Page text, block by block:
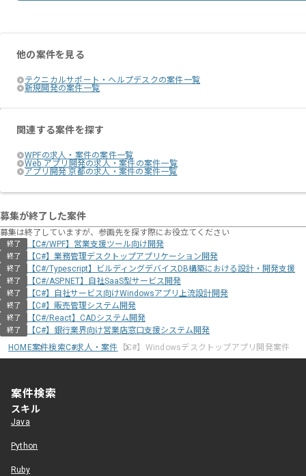
他の案件を見る
テクニカルサポート・ヘルプデスクの案件一覧
新規開発の案件一覧
関連する案件を探す
WPFの求人・案件の案件一覧
Web アプリ開発の求人・案件の案件一覧
アプリ開発 京都の求人・案件の案件一覧
募集が終了した案件
募集は終了していますが、参画先を探す際にお役立てください
終了 【C#/WPF】営業支援ツール向け開発
終了 【C#】業務管理デスクトップアプリケーション開発
終了 【C#/Typescript】ビルディングデバイスDB構築における設計・開発支援
終了 【C#/ASP.NET】自社SaaS型サービス開発
終了 【C#】自社サービス向けWindowsアプリ上流設計開発
終了 【C#】販売管理システム開発
終了 【C#/React】CADシステム開発
終了
【C#】銀行業界向け営業店窓口支援システム開発
HOME案件検索C#求人・案件 【C#】Windowsデスクトップアプリ開発案件
案件検索
スキル
Java
Python
Ruby